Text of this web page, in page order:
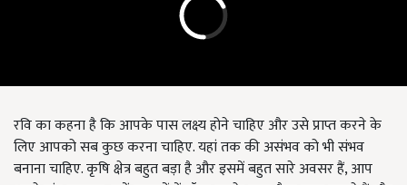
रवि का कहना है कि आपके पास लक्ष्य होने चाहिए और उसे प्राप्त करने के
लिए आपको सब कुछ करना चाहिए. यहां तक की असंभव को भी संभव
बनाना चाहिए. कृषि क्षेत्र बहुत बड़ा है और इसमें बहुत सारे अवसर हैं, आप